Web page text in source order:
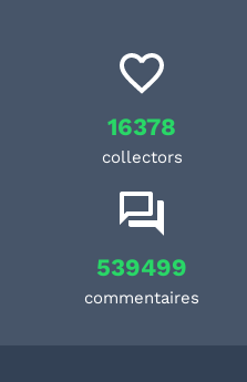
16378
collectors
539499
commentaires